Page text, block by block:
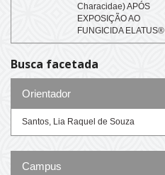
Characidae) APÓS
EXPOSIÇÃO AO
FUNGICIDA ELATUS®
Busca facetada
Orientador
Santos, Lia Raquel de Souza
Campus